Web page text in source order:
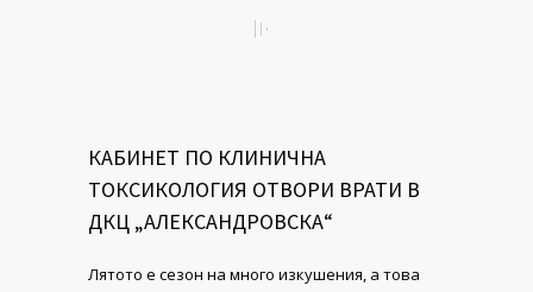
КАБИНЕТ ПО КЛИНИЧНА
ТОКСИКОЛОГИЯ ОТВОРИ ВРАТИ В
ДКЦ „АЛЕКСАНДРОВСКА“
Лятото е сезон на много изкушения, а това